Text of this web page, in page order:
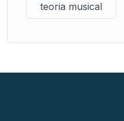
teoria musical